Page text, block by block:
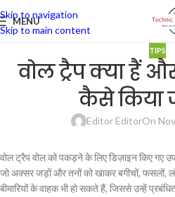
Skip to navigation
Skip to main content
MENU
TIPS
वोल ट्रैप क्या हैं
कैसे किया
Editor EditorOn
वोल ट्रैप वोल को पकड़ने के लिए डिज़ाइन किए गए
जो अक्सर जड़ों और तनों को खाकर बगीचों, फसलों,
बीमारियों के वाहक भी हो सकते हैं, जिससे उन्हें